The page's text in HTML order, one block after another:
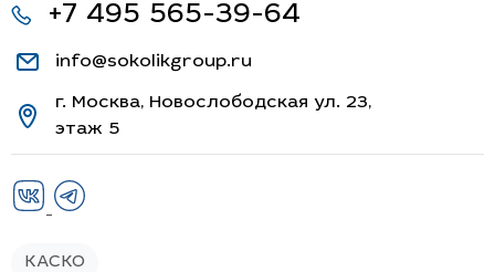
+7 495 565-39-64
info@sokolikgroup.ru
г. Москва, Новослободская ул. 23,
этаж 5
КАСКО